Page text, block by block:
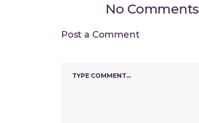
No Comments
Post a Comment